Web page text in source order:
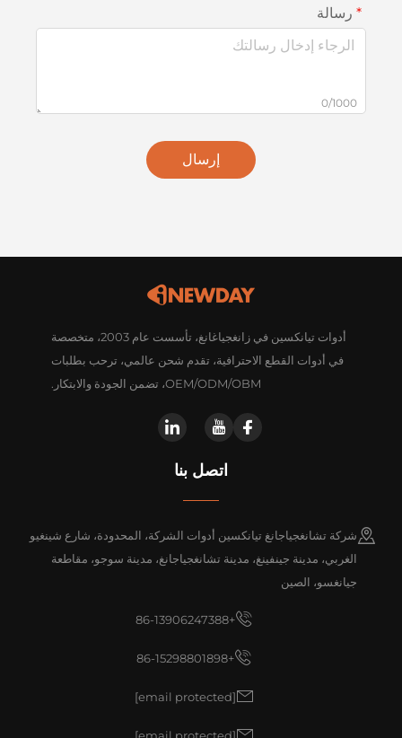
رسالة
0/1000
إرسال
أدوات تيانكسين في زانغجياغانغ، تأسست عام 2003، متخصصة
في أدوات القطع الاحترافية، تقدم شحن عالمي، ترحب بطلبات
OEM/ODM/OBM، تضمن الجودة والابتكار.
اتصل بنا
شركة تشانغجياجانغ تيانكسين أدوات الشركة، المحدودة، شارع شينغيو
الغربي، مدينة جينفينغ، مدينة تشانغجياجانغ، مدينة سوجو، مقاطعة
جيانغسو، الصين
+86-13906247388
+86-15298801898
[email protected]